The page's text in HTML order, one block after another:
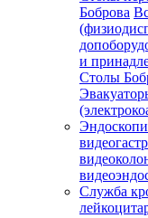
Боброва
и
Столы
Служба